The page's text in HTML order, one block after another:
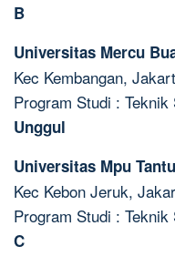
B
Universitas Mercu
Kec Kembangan,
Program Studi :
Unggul
Universitas Mpu
Kec Kebon Jeruk,
Program Studi :
C